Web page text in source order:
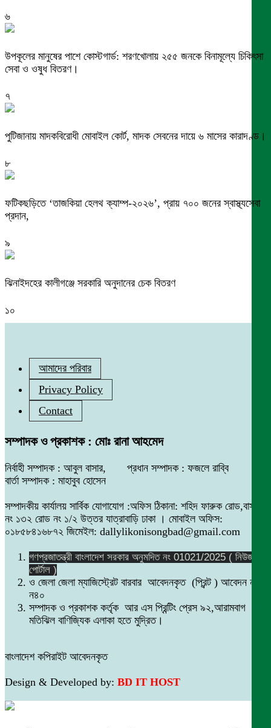
৬
উপকূলের মানুষের পাশে কোস্টগার্ড: শরণখোলায় ২৫৫ জনকে বিনামূল্যে চিকিৎসা
সেবা ও ওষুধ বিতরণ।
৭
পুটিজানায় মাদকবিরোধী মোবাইল কোর্ট, মাদক সেবনের দায়ে ৬ মাসের কারাদণ্ড।
৮
ফটিকছড়িতে ‘তাজকিয়া হেলথ ক্যাম্প-২০২৬’, প্রায় ৭০০ জনের স্বাস্থ্যসেবা
প্রদান,
৯
ঝিনাইদহের কালীগঞ্জে সরকারি অনুদানের চেক বিতরণ
১০
আমাদের পরিবার
Privacy Policy
Contact
সম্পাদক ও প্রকাশক : মোঃ রানা আহমেদ
নির্বাহী সম্পাদক : আবুল বাসার, প্রধান সম্পাদক : ফজলে রাব্বি
বার্তা সম্পাদক : মাহাবুব হোসেন
সম্পাদকীয় কার্যালয় সার্বিক যোগাযোগ :অফিস ঠিকানা: শহিদ ফারুক রোড,বাসা
নং ১৩২ রোড নং ১/২ উত্তর যাত্রাবাড়ি ঢাকা । মোবাইল অফিস:
০১৮৫৮৪১৬৮৭২ জিমেইল: dallylikonisongbad@gmail.com
গণপ্রজাতন্ত্রী বাংলাদেশ সরকার অনুমদিত নং 01021/2025 ( নিউজ
পোর্টাল )
ও জেলা জেলা ম্যাজিস্ট্রেট বারবার আবেদনকৃত (প্রিন্ট ) আবেদন নং
ন৪০
সম্পাদক ও প্রকাশক কর্তৃক আর এস প্রিন্টিং প্রেস ৯২,আরামবাগ
মতিঝিল বাণিজ্যিক এলাকা হতে মুদ্রিত।
বাংলাদেশ কপিরাইট আবেদনকৃত
Design & Developed by: BD IT HOST